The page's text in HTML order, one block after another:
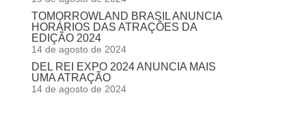
TOMORROWLAND BRASIL ANUNCIA
HORÁRIOS DAS ATRAÇÕES DA
EDIÇÃO 2024
14 de agosto de 2024
DEL REI EXPO 2024 ANUNCIA MAIS
UMA ATRAÇÃO
14 de agosto de 2024